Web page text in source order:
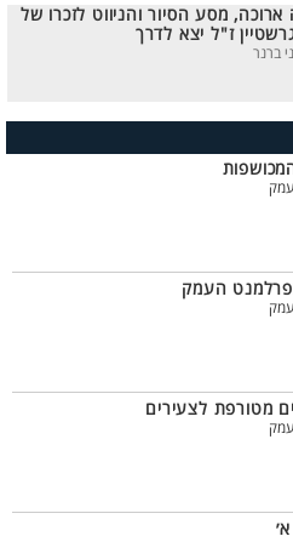
ארוכה, מסע הסיור והניווט לזכרו של
ז"ל יצא לדרך
העמק
מטורפת לצעירים